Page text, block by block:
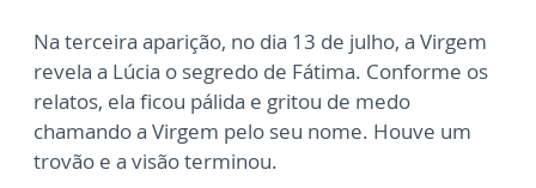
Na terceira aparição, no dia 13 de julho, a Virgem
revela a Lúcia o segredo de Fátima. Conforme os
relatos, ela ficou pálida e gritou de medo
chamando a Virgem pelo seu nome. Houve um
trovão e a visão terminou.